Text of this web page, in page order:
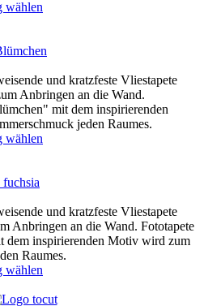
wählen
und kratzfeste Vliestapete
Anbringen an die Wand.
mit dem inspirierenden
jeden Raumes.
wählen
und kratzfeste Vliestapete
Anbringen an die Wand. Fototapete
dem inspirierenden Motiv wird zum
Raumes.
wählen